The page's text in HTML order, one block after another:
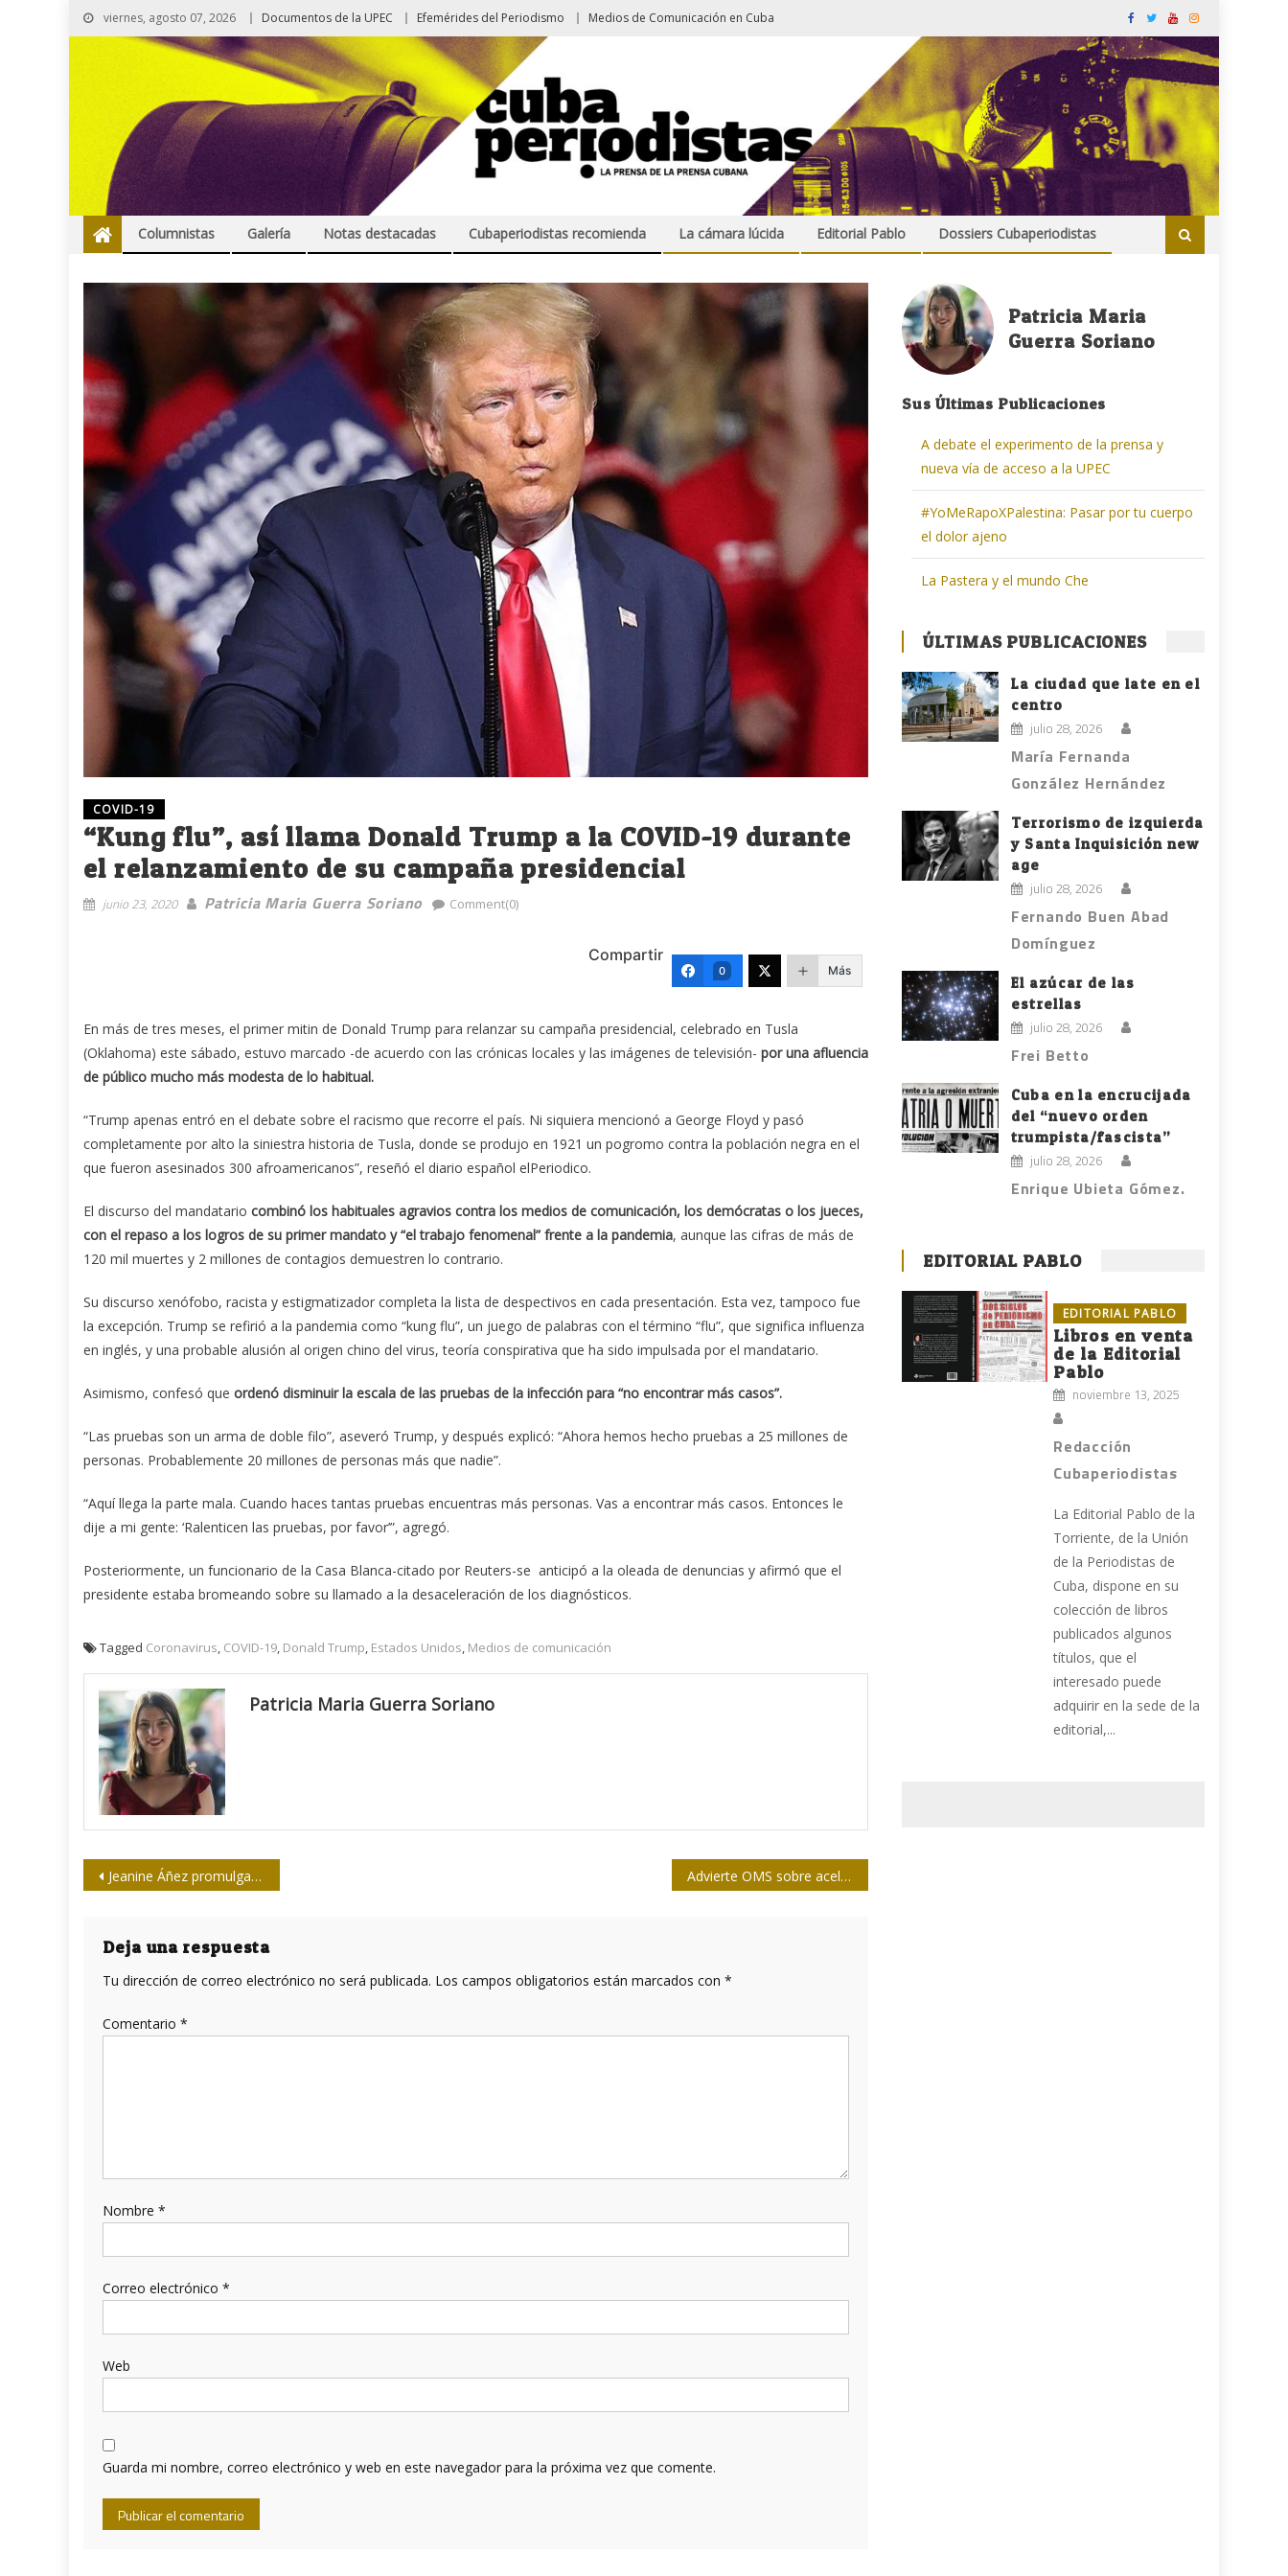
viernes, agosto 07, 2026 Documentos de la UPEC Efemérides del Periodismo Medios de Comunicación en Cuba
Columnistas Galería Notas destacadas Cubaperiodistas recomienda La cámara lúcida Editorial Pablo Dossiers Cubaperiodistas
COVID-19
“Kung flu”, así llama Donald Trump a la COVID-19 durante
el relanzamiento de su campaña presidencial
junio 23, 2020 Patricia Maria Guerra Soriano Comment(0)
Compartir
0 Más
En más de tres meses, el primer mitin de Donald Trump para relanzar su campaña presidencial, celebrado en Tusla
(Oklahoma) este sábado, estuvo marcado -de acuerdo con las crónicas locales y las imágenes de televisión- por una afluencia
de público mucho más modesta de lo habitual.
“Trump apenas entró en el debate sobre el racismo que recorre el país. Ni siquiera mencionó a George Floyd y pasó
completamente por alto la siniestra historia de Tusla, donde se produjo en 1921 un pogromo contra la población negra en el
que fueron asesinados 300 afroamericanos”, reseñó el diario español elPeriodico.
El discurso del mandatario combinó los habituales agravios contra los medios de comunicación, los demócratas o los jueces,
con el repaso a los logros de su primer mandato y “el trabajo fenomenal” frente a la pandemia, aunque las cifras de más de
120 mil muertes y 2 millones de contagios demuestren lo contrario.
Su discurso xenófobo, racista y estigmatizador completa la lista de despectivos en cada presentación. Esta vez, tampoco fue
la excepción. Trump se refirió a la pandemia como “kung flu”, un juego de palabras con el término “flu”, que significa influenza
en inglés, y una probable alusión al origen chino del virus, teoría conspirativa que ha sido impulsada por el mandatario.
Asimismo, confesó que ordenó disminuir la escala de las pruebas de la infección para “no encontrar más casos”.
“Las pruebas son un arma de doble filo”, aseveró Trump, y después explicó: “Ahora hemos hecho pruebas a 25 millones de
personas. Probablemente 20 millones de personas más que nadie”.
“Aquí llega la parte mala. Cuando haces tantas pruebas encuentras más personas. Vas a encontrar más casos. Entonces le
dije a mi gente: ‘Ralenticen las pruebas, por favor’”, agregó.
Posteriormente, un funcionario de la Casa Blanca-citado por Reuters-se anticipó a la oleada de denuncias y afirmó que el
presidente estaba bromeando sobre su llamado a la desaceleración de los diagnósticos.
Tagged Coronavirus, COVID-19, Donald Trump, Estados Unidos, Medios de comunicación
Patricia Maria Guerra Soriano
Navegación
entradas
Jeanine Áñez promulgará la ley para celebración de elecciones presidenciales en Bolivia Advierte OMS sobre aceleración de la COVID-19
Deja una respuesta
Tu dirección de correo electrónico no será publicada. Los campos obligatorios están marcados con *
Comentario *
Nombre *
Correo electrónico *
Web
Guarda mi nombre, correo electrónico y web en este navegador para la próxima vez que comente.
Patricia Maria
Guerra Soriano
Sus Últimas Publicaciones
A debate el experimento de la prensa y
nueva vía de acceso a la UPEC
#YoMeRapoXPalestina: Pasar por tu cuerpo
el dolor ajeno
La Pastera y el mundo Che
ÚLTIMAS PUBLICACIONES
La ciudad que late en el
centro
julio 28, 2026
María Fernanda
González Hernández
Terrorismo de izquierda
y Santa Inquisición new
age
julio 28, 2026
Fernando Buen Abad
Domínguez
El azúcar de las
estrellas
julio 28, 2026
Frei Betto
Cuba en la encrucijada
del “nuevo orden
trumpista/fascista”
julio 28, 2026
Enrique Ubieta Gómez.
EDITORIAL PABLO
EDITORIAL PABLO
Libros en venta
de la Editorial
Pablo
noviembre 13, 2025
Redacción
Cubaperiodistas
La Editorial Pablo de la
Torriente, de la Unión
de la Periodistas de
Cuba, dispone en su
colección de libros
publicados algunos
títulos, que el
interesado puede
adquirir en la sede de la
editorial,...